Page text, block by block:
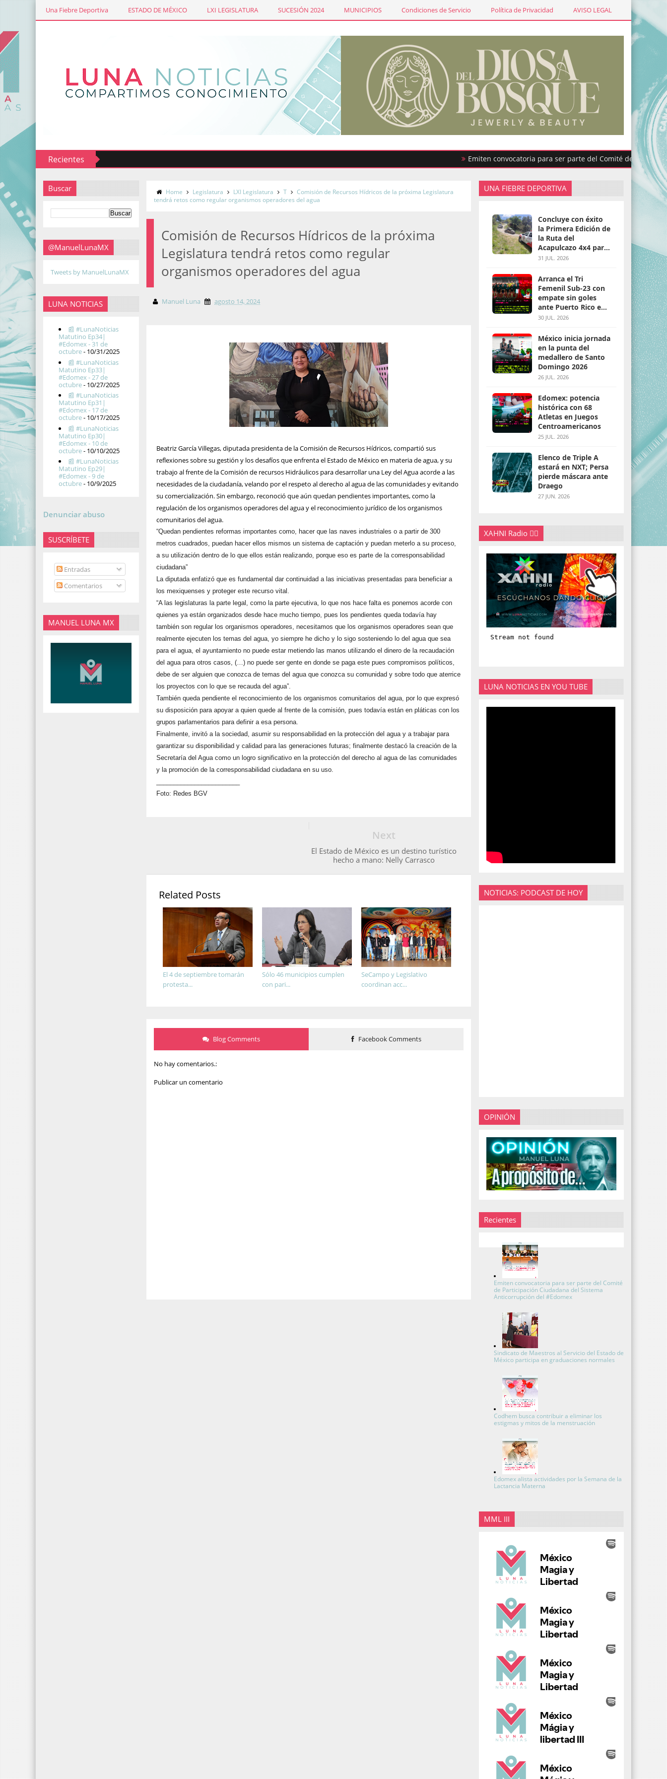
Una Fiebre Deportiva ESTADO DE MÉXICO LXI LEGISLATURA SUCESIÓN 2024 MUNICIPIOS Condiciones de Servicio Política de Privacidad AVISO LEGAL
Recientes Emiten convocatoria para ser parte del Comité de Participación
Buscar
@ManuelLunaMX
Tweets by ManuelLunaMX
LUNA NOTICIAS
📰 #LunaNoticias
Matutino Ep34|
#Edomex - 31 de
octubre- 10/31/2025
📰 #LunaNoticias
Matutino Ep33|
#Edomex - 27 de
octubre- 10/27/2025
📰 #LunaNoticias
Matutino Ep31|
#Edomex - 17 de
octubre- 10/17/2025
📰 #LunaNoticias
Matutino Ep30|
#Edomex - 10 de
octubre- 10/10/2025
📰 #LunaNoticias
Matutino Ep29|
#Edomex - 9 de
octubre- 10/9/2025
Denunciar abuso
SUSCRÍBETE
Entradas
Comentarios
MANUEL LUNA MX
Home Legislatura LXI Legislatura T
Comisión de Recursos Hídricos de la próxima Legislatura
tendrá retos como regular organismos operadores del agua
Comisión de Recursos Hídricos de la próxima
Legislatura tendrá retos como regular
organismos operadores del agua
Manuel Luna agosto 14, 2024
Beatriz García Villegas, diputada presidenta de la Comisión de Recursos Hídricos, compartió sus
reflexiones sobre su gestión y los desafíos que enfrenta el Estado de México en materia de agua, y su
trabajo al frente de la Comisión de recursos Hidráulicos para desarrollar una Ley del Agua acorde a las
necesidades de la ciudadanía, velando por el respeto al derecho al agua de las comunidades y evitando
su comercialización. Sin embargo, reconoció que aún quedan pendientes importantes, como la
regulación de los organismos operadores del agua y el reconocimiento jurídico de los organismos
comunitarios del agua.
“Quedan pendientes reformas importantes como, hacer que las naves industriales o a partir de 300
metros cuadrados, puedan hacer ellos mismos un sistema de captación y puedan meterlo a su proceso,
a su utilización dentro de lo que ellos están realizando, porque eso es parte de la corresponsabilidad
ciudadana”
La diputada enfatizó que es fundamental dar continuidad a las iniciativas presentadas para beneficiar a
los mexiquenses y proteger este recurso vital.
“A las legislaturas la parte legal, como la parte ejecutiva, lo que nos hace falta es ponernos acorde con
quienes ya están organizados desde hace mucho tiempo, pues los pendientes queda todavía hay
también son regular los organismos operadores, necesitamos que los organismos operadores sean que
realmente ejecuten los temas del agua, yo siempre he dicho y lo sigo sosteniendo lo del agua que sea
para el agua, el ayuntamiento no puede estar metiendo las manos utilizando el dinero de la recaudación
del agua para otros casos, (…) no puede ser gente en donde se paga este pues compromisos políticos,
debe de ser alguien que conozca de temas del agua que conozca su comunidad y sobre todo que aterrice
los proyectos con lo que se recauda del agua”.
También queda pendiente el reconocimiento de los organismos comunitarios del agua, por lo que expresó
su disposición para apoyar a quien quede al frente de la comisión, pues todavía están en pláticas con los
grupos parlamentarios para definir a esa persona.
Finalmente, invitó a la sociedad, asumir su responsabilidad en la protección del agua y a trabajar para
garantizar su disponibilidad y calidad para las generaciones futuras; finalmente destacó la creación de la
Secretaría del Agua como un logro significativo en la protección del derecho al agua de las comunidades
y la promoción de la corresponsabilidad ciudadana en su uso.
Foto: Redes BGV
Next
El Estado de México es un destino turístico
hecho a mano: Nelly Carrasco
Related Posts
SeCampo y Legislativo
coordinan acc...
Sólo 46 municipios cumplen
con pari...
El 4 de septiembre tomarán
protesta...
Blog Comments Facebook Comments
No hay comentarios.:
Publicar un comentario
UNA FIEBRE DEPORTIVA
Concluye con éxito
la Primera Edición de
la Ruta del
Acapulcazo 4x4 para
parejas
31 JUL. 2026
Arranca el Tri
Femenil Sub-23 con
empate sin goles
ante Puerto Rico en
Santo Domingo 2026
30 JUL. 2026
México inicia jornada
en la punta del
medallero de Santo
Domingo 2026
26 JUL. 2026
Edomex: potencia
histórica con 68
Atletas en Juegos
Centroamericanos
25 JUL. 2026
Elenco de Triple A
estará en NXT; Persa
pierde máscara ante
Draego
27 JUN. 2026
XAHNI Radio 👇🏽
LUNA NOTICIAS EN YOU TUBE
NOTICIAS: PODCAST DE HOY
OPINIÓN
Recientes
Emiten convocatoria para ser parte del Comité
de Participación Ciudadana del Sistema
Anticorrupción del #Edomex
Sindicato de Maestros al Servicio del Estado de
México participa en graduaciones normales
Codhem busca contribuir a eliminar los
estigmas y mitos de la menstruación
Edomex alista actividades por la Semana de la
Lactancia Materna
MML III